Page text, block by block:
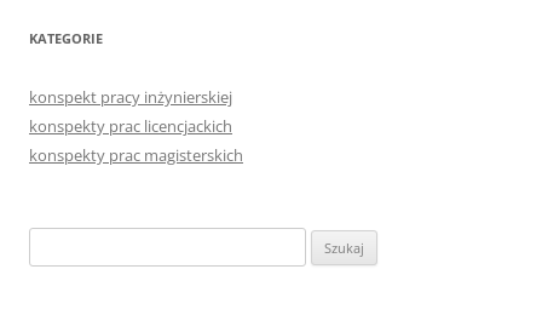
KATEGORIE
konspekt pracy inżynierskiej
konspekty prac licencjackich
konspekty prac magisterskich